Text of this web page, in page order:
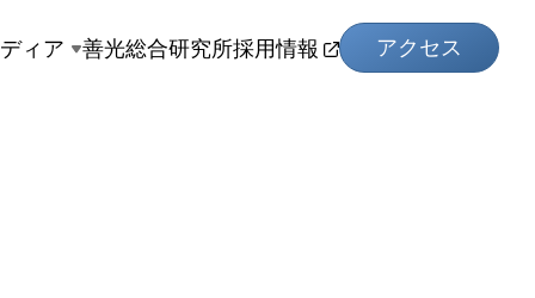
ィア 善光総合研究所採用情報 アクセス